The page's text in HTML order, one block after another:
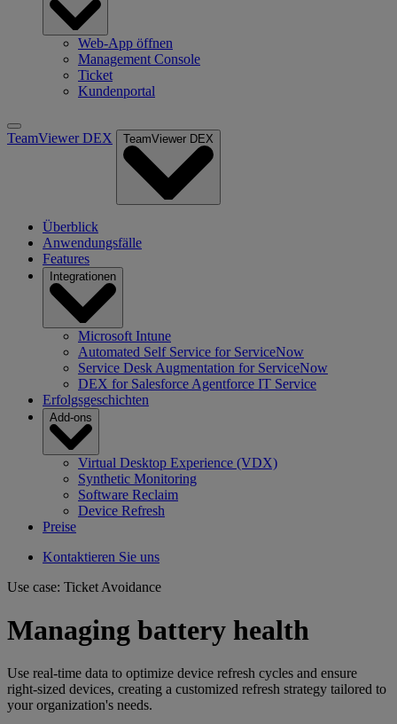
Web-App öffnen
Management Console
Ticket
Kundenportal
TeamViewer DEX TeamViewer DEX
Überblick
Anwendungsfälle
Features
Integrationen
Microsoft Intune
Automated Self Service for ServiceNow
Service Desk Augmentation for ServiceNow
DEX for Salesforce Agentforce IT Service
Erfolgsgeschichten
Add-ons
Virtual Desktop Experience (VDX)
Synthetic Monitoring
Software Reclaim
Device Refresh
Preise
Kontaktieren Sie uns
Use case: Ticket Avoidance
Managing battery health
Use real-time data to optimize device refresh cycles and ensure
right-sized devices, creating a customized refresh strategy tailored to
your organization's needs.